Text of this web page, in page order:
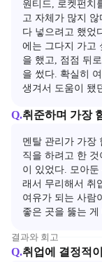
원티드, 로켓펀치
고 자체가 많지
다 넣으려고 했었
에는 그다지 가고
을 했고, 점점 뒤
을 썼다. 확실히
생겨서 도움이 됐
Q.취준하며 가장
멘탈 관리가 가장
직을 하려고 한
이 있었다. 모아
래서 무리해서 취
여유가 되는 사람
좋은 곳을 뚫는
결과와 회고
Q.취업에 결정적